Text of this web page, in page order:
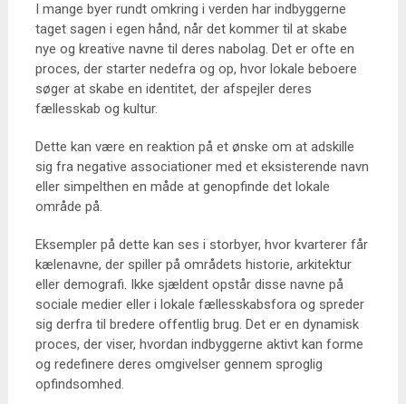
I mange byer rundt omkring i verden har indbyggerne
taget sagen i egen hånd, når det kommer til at skabe
nye og kreative navne til deres nabolag. Det er ofte en
proces, der starter nedefra og op, hvor lokale beboere
søger at skabe en identitet, der afspejler deres
fællesskab og kultur.
Dette kan være en reaktion på et ønske om at adskille
sig fra negative associationer med et eksisterende navn
eller simpelthen en måde at genopfinde det lokale
område på.
Eksempler på dette kan ses i storbyer, hvor kvarterer får
kælenavne, der spiller på områdets historie, arkitektur
eller demografi. Ikke sjældent opstår disse navne på
sociale medier eller i lokale fællesskabsfora og spreder
sig derfra til bredere offentlig brug. Det er en dynamisk
proces, der viser, hvordan indbyggerne aktivt kan forme
og redefinere deres omgivelser gennem sproglig
opfindsomhed.